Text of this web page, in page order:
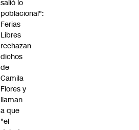
salió lo
poblacional":
Ferias
Libres
rechazan
dichos
de
Camila
Flores y
llaman
a que
"el